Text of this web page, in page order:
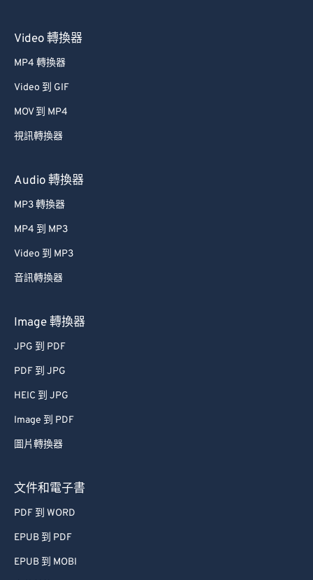
Video 轉換器
MP4 轉換器
Video 到 GIF
MOV 到 MP4
視訊轉換器
Audio 轉換器
MP3 轉換器
MP4 到 MP3
Video 到 MP3
音訊轉換器
Image 轉換器
JPG 到 PDF
PDF 到 JPG
HEIC 到 JPG
Image 到 PDF
圖片轉換器
文件和電子書
PDF 到 WORD
EPUB 到 PDF
EPUB 到 MOBI